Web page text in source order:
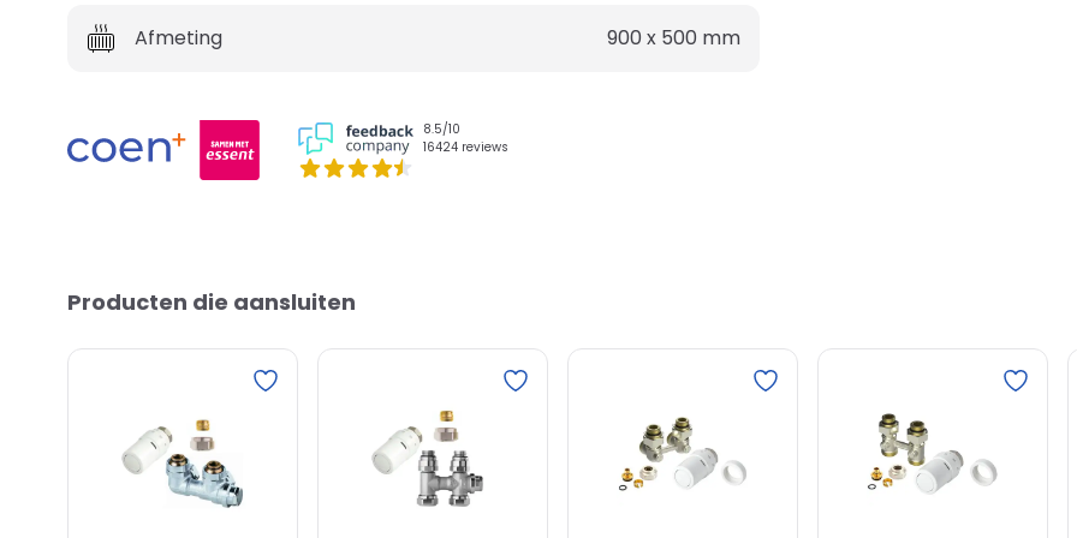
Afmeting 900 x 500 mm
8.5/10
16424 reviews
Producten die aansluiten